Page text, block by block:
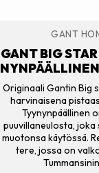
GANT
GANT BIG
Originaali Gantin Big
harvinaisena
Tyynynpäällinen
puuvillaneulosta, joka
muotonsa käytössä.
tere, jossa on